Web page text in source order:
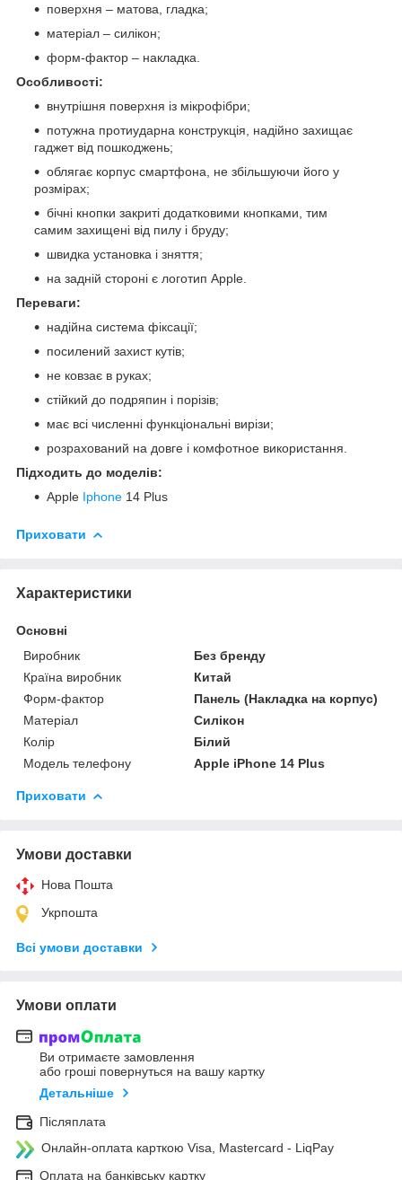
поверхня – матова, гладка;
матеріал – силікон;
форм-фактор – накладка.
Особливості:
внутрішня поверхня із мікрофібри;
потужна протиударна конструкція, надійно захищає
гаджет від пошкоджень;
облягає корпус смартфона, не збільшуючи його у
розмірах;
бічні кнопки закриті додатковими кнопками, тим
самим захищені від пилу і бруду;
швидка установка і зняття;
на задній стороні є логотип Apple.
Переваги:
надійна система фіксації;
посилений захист кутів;
не ковзає в руках;
стійкий до подряпин і порізів;
має всі численні функціональні вирізи;
розрахований на довге і комфотное використання.
Підходить до моделів:
Apple Iphone 14 Plus
Приховати
Характеристики
Основні
Виробник
Без бренду
Країна виробник
Китай
Форм-фактор
Панель (Накладка на корпус)
Матеріал
Силікон
Колір
Білий
Модель телефону
Apple iPhone 14 Plus
Приховати
Умови доставки
Нова Пошта
Укрпошта
Всі умови доставки
Умови оплати
Ви отримаєте замовлення
або гроші повернуться на вашу картку
Детальніше
Післяплата
Онлайн-оплата карткою Visa, Mastercard - LiqPay
Оплата на банківську картку